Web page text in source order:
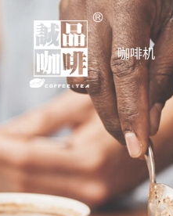
咖啡机